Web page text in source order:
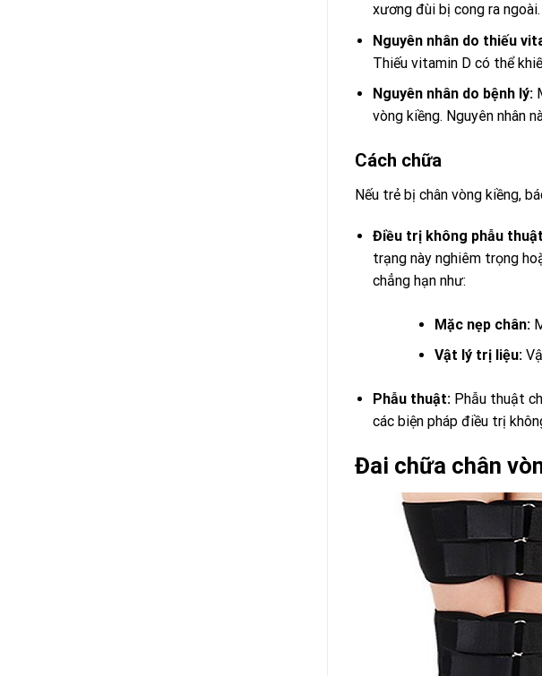
xương đùi bị cong ra
Nguyên nhân do thiếu
Thiếu vitamin D có thể
Nguyên nhân do bệnh lý:
vòng kiềng. Nguyên nhân
Cách chữa
Nếu trẻ bị chân vòng kiềng,
Điều trị không phẫu
trạng này nghiêm trọng
chẳng hạn như:
Mặc nẹp chân:
Vật lý trị liệu:
Phẫu thuật: Phẫu thuật
các biện pháp điều trị
Đai chữa chân